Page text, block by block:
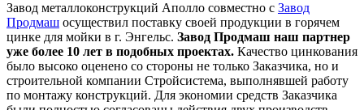
Завод металлоконструкций Аполло совместно с Завод
Продмаш осуществил поставку своей продукции в горячем
цинке для мойки в г. Энгельс. Завод Продмаш наш партнер
уже более 10 лет в подобных проектах. Качество цинкования
было высоко оценено со стороны не только Заказчика, но и
строительной компании Стройсистема, выполнявшей работу
по монтажу конструкций. Для экономии средств Заказчика